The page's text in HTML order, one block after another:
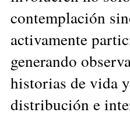
contemplación
activamente
generando
historias de vida
distribución e